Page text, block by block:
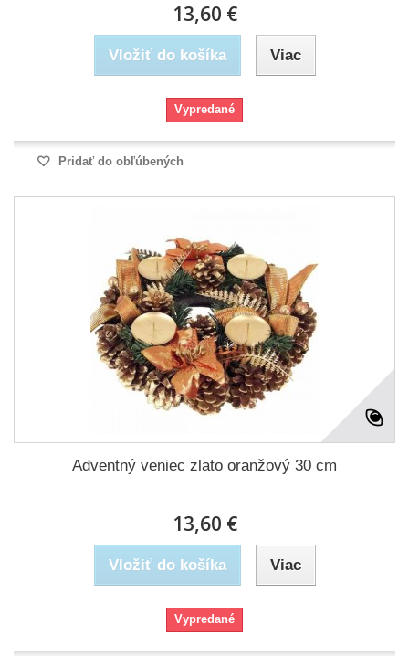
13,60 €
Vložiť do košíka Viac
Vypredané
Pridať do obľúbených
Adventný veniec zlato oranžový 30 cm
13,60 €
Vložiť do košíka Viac
Vypredané